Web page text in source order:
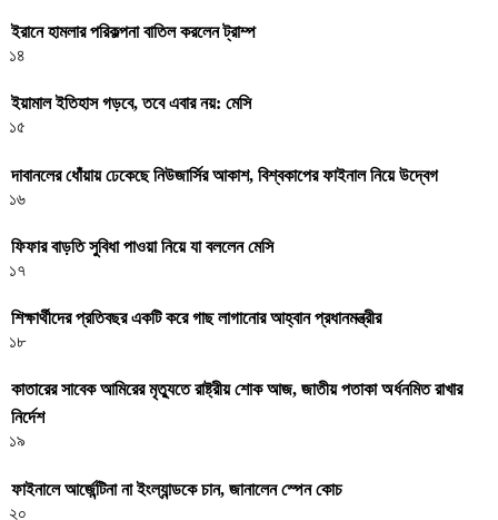
ইরানে হামলার পরিকল্পনা বাতিল করলেন ট্রাম্প
১৪
ইয়ামাল ইতিহাস গড়বে, তবে এবার নয়: মেসি
১৫
দাবানলের ধোঁয়ায় ঢেকেছে নিউজার্সির আকাশ, বিশ্বকাপের ফাইনাল নিয়ে উদ্বেগ
১৬
ফিফার বাড়তি সুবিধা পাওয়া নিয়ে যা বললেন মেসি
১৭
শিক্ষার্থীদের প্রতিবছর একটি করে গাছ লাগানোর আহ্বান প্রধানমন্ত্রীর
১৮
কাতারের সাবেক আমিরের মৃত্যুতে রাষ্ট্রীয় শোক আজ, জাতীয় পতাকা অর্ধনমিত রাখার
নির্দেশ
১৯
ফাইনালে আর্জেন্টিনা না ইংল্যান্ডকে চান, জানালেন স্পেন কোচ
২০